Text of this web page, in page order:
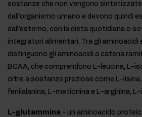
sostanze che non vengono
dall'organismo umano e devono quindi
dall'esterno, con la dieta quotidiana o
integratori alimentari. Tra gli aminoacidi
distinguono gli aminoacidi a catena
BCAA, che comprendono L-leucina, L-
oltre a sostanze preziose come L-
fenilalanina, L-metionina e L-arginina,
L-glutammina - un aminoacido